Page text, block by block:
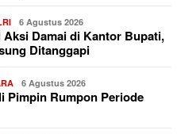
6 Agustus 2026
Damai di Kantor Bupati,
Ditanggapi
6 Agustus 2026
Pimpin Rumpon Periode